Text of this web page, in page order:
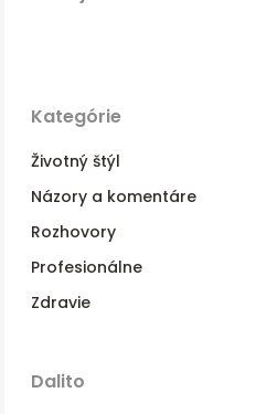
Kategórie
Životný štýl
Názory a komentáre
Rozhovory
Profesionálne
Zdravie
Dalito